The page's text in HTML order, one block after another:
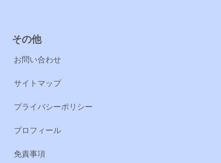
その他
お問い合わせ
サイトマップ
プライバシーポリシー
プロフィール
免責事項